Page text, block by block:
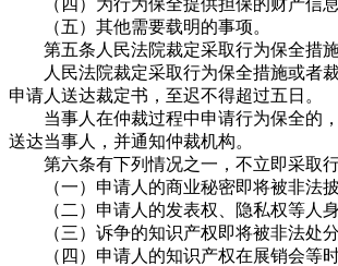
（四）为行为保全提供担保的财产信息
（五）其他需要载明的事项。
第五条人民法院裁定采取行为保全措施
人民法院裁定采取行为保全措施或者裁
申请人送达裁定书，至迟不得超过五日。
当事人在仲裁过程中申请行为保全的，
送达当事人，并通知仲裁机构。
第六条有下列情况之一，不立即采取行
（一）申请人的商业秘密即将被非法披
（二）申请人的发表权、隐私权等人身
（三）诉争的知识产权即将被非法处分
（四）申请人的知识产权在展销会等时